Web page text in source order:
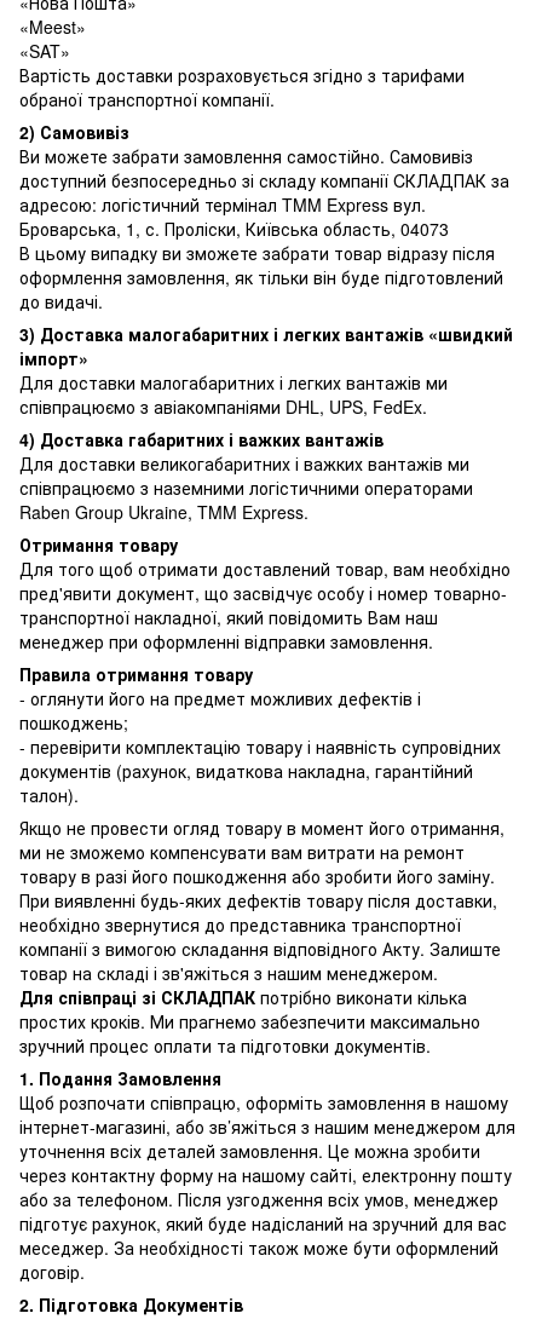
«Meest»
«SAT»
Вартість доставки розраховується згідно з тарифами
обраної транспортної компанії.
2) Самовивіз
Ви можете забрати замовлення самостійно. Самовивіз
доступний безпосередньо зі складу компанії CКЛАДПАК за
адресою: логістичний термінал TMM Express вул.
Броварська, 1, с. Проліски, Київська область, 04073
В цьому випадку ви зможете забрати товар відразу після
оформлення замовлення, як тільки він буде підготовлений
до видачі.
3) Доставка малогабаритних і легких вантажів «швидкий
імпорт»
Для доставки малогабаритних і легких вантажів ми
співпрацюємо з авіакомпаніями DHL, UPS, FedEx.
4) Доставка габаритних і важких вантажів
Для доставки великогабаритних і важких вантажів ми
співпрацюємо з наземними логістичними операторами
Raben Group Ukraine, TMM Express.
Отримання товару
Для того щоб отримати доставлений товар, вам необхідно
пред'явити документ, що засвідчує особу і номер товарно-
транспортної накладної, який повідомить Вам наш
менеджер при оформленні відправки замовлення.
Правила отримання товару
- оглянути його на предмет можливих дефектів і
пошкоджень;
- перевірити комплектацію товару і наявність супровідних
документів (рахунок, видаткова накладна, гарантійний
талон).
Якщо не провести огляд товару в момент його отримання,
ми не зможемо компенсувати вам витрати на ремонт
товару в разі його пошкодження або зробити його заміну.
При виявленні будь-яких дефектів товару після доставки,
необхідно звернутися до представника транспортної
компанії з вимогою складання відповідного Акту. Залиште
товар на складі і зв'яжіться з нашим менеджером.
Для співпраці зі СКЛАДПАК потрібно виконати кілька
простих кроків. Ми прагнемо забезпечити максимально
зручний процес оплати та підготовки документів.
1. Подання Замовлення
Щоб розпочати співпрацю, оформіть замовлення в нашому
інтернет-магазині, або зв’яжіться з нашим менеджером для
уточнення всіх деталей замовлення. Це можна зробити
через контактну форму на нашому сайті, електронну пошту
або за телефоном. Після узгодження всіх умов, менеджер
підготує рахунок, який буде надісланий на зручний для вас
меседжер. За необхідності також може бути оформлений
договір.
2. Підготовка Документів